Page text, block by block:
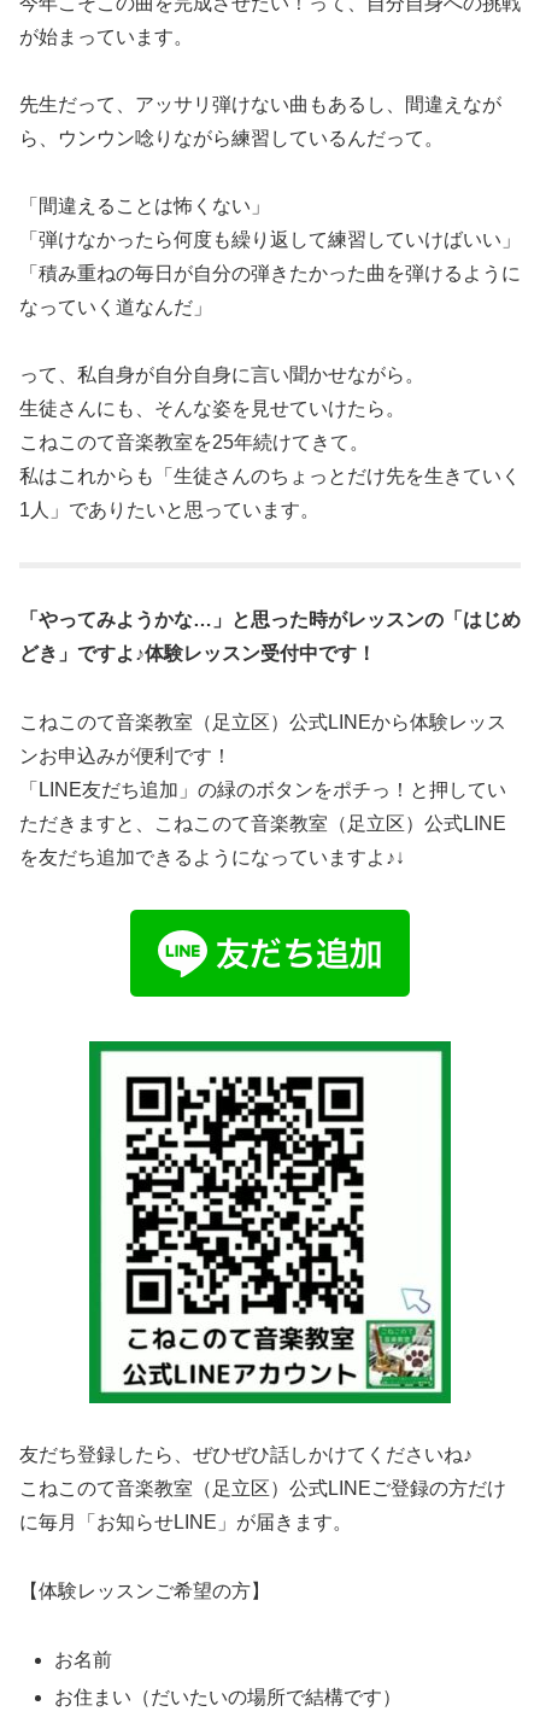
が始まっています。
先生だって、アッサリ弾けない曲もあるし、間違えなが
ら、ウンウン唸りながら練習しているんだって。
「間違えることは怖くない」
「弾けなかったら何度も繰り返して練習していけばいい」
「積み重ねの毎日が自分の弾きたかった曲を弾けるように
なっていく道なんだ」
って、私自身が自分自身に言い聞かせながら。
生徒さんにも、そんな姿を見せていけたら。
こねこのて音楽教室を25年続けてきて。
私はこれからも「生徒さんのちょっとだけ先を生きていく
1人」でありたいと思っています。
「やってみようかな…」と思った時がレッスンの「はじめ
どき」ですよ♪体験レッスン受付中です！
こねこのて音楽教室（足立区）公式LINEから体験レッス
ンお申込みが便利です！
「LINE友だち追加」の緑のボタンをポチっ！と押してい
ただきますと、こねこのて音楽教室（足立区）公式LINE
を友だち追加できるようになっていますよ♪↓
友だち登録したら、ぜひぜひ話しかけてくださいね♪
こねこのて音楽教室（足立区）公式LINEご登録の方だけ
に毎月「お知らせLINE」が届きます。
【体験レッスンご希望の方】
お名前
お住まい（だいたいの場所で結構です）